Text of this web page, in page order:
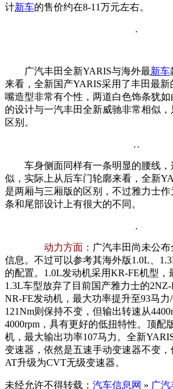
计新车的售价约在8-11万元左右。
广汽丰田全新YARIS与海外最新车
来看，全新国产YARIS采用了丰田最
嘴造型非常有个性，两道白色饰条犹
的设计与一汽丰田全新威驰非常相似
区别。
车身侧面同样有一条明显的腰线
似，实际上从后车门轮廓来看，全新
是两厢与三厢版的区别，不过雅力士
条和尾部设计上有很大的不同。
动力方面： 广汽丰田尚未公
信息。不过可以参考其海外版1.0L、
的配置。1.0L发动机采用KR-FE机型，
1.3L车型放弃了目前国产雅力士的
NR-FE发动机，最大功率提升至93马力
121Nm则保持不变，但输出转速从
4000rpm，具有更好的低扭特性。顶配
机，最大输出功率107马力。全新
变速器，依然是五速手动变速器不变
AT升级为CVT无级变速器。
未经允许不得转载： 汽车信息网 » 广汽